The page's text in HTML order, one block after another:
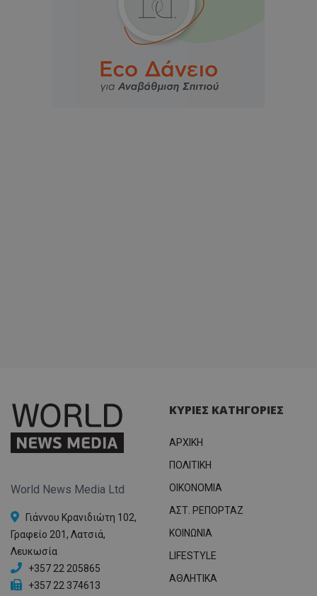
World News Media Ltd
Γιάννου Κρανιδιώτη 102,
Γραφείο 201, Λατσιά,
Λευκωσία
+357 22 205865
+357 22 374613
ΚΥΡΙΕΣ ΚΑΤΗΓΟΡΙΕΣ
ΑΡΧΙΚΗ
ΠΟΛΙΤΙΚΗ
OIKONOMIA
ΑΣΤ. ΡΕΠΟΡΤΑΖ
ΚΟΙΝΩΝΙΑ
LIFESTYLE
ΑΘΛΗΤΙΚΑ